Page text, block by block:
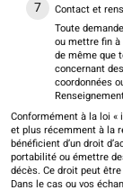
Contact et
Toute
ou mettre fin à
de même que
concernant
coordonnées
Conformément à la loi «
et plus récemment à la
bénéficient d’un droit
portabilité ou émettre
décès. Ce droit peut
Dans le cas ou vos